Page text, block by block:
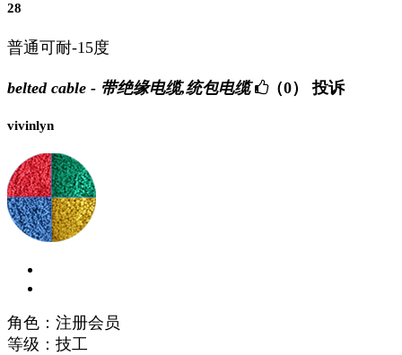
28
普通可耐-15度
belted cable - 带绝缘电缆,统包电缆 （0） 投诉
vivinlyn
角色：注册会员
等级：技工